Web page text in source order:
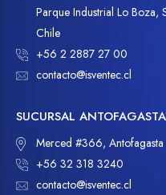
Parque Industrial Lo Boza,
Chile
+56 2 2887 27 00
contacto@isventec.cl
SUCURSAL ANTOFAGASTA
Merced #366,
+56 32 318 3240
contacto@isventec.cl